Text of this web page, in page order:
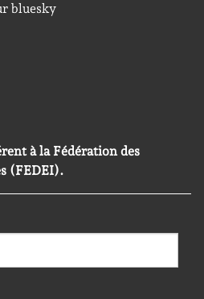
bluesky
à la Fédération des
(FEDEI).